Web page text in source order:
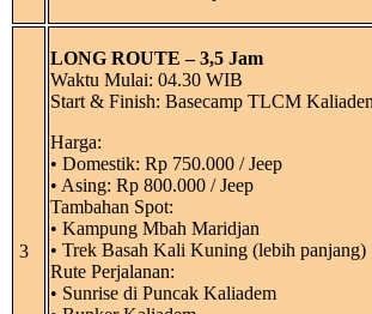
3
LONG ROUTE – 3,5 Jam
Waktu Mulai: 04.30 WIB
Start & Finish: Basecamp TLCM
Harga:
• Domestik: Rp 750.000 / Jeep
• Asing: Rp 800.000 / Jeep
Tambahan Spot:
• Kampung Mbah Maridjan
• Trek Basah Kali Kuning (lebih panjang)
Rute Perjalanan:
• Sunrise di Puncak Kaliadem